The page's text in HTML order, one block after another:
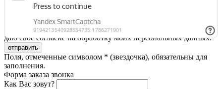
Я принимаю условияПолитики конфиденциальности
даю свое согласие на обработку моих персональных данных.
Поля, отмеченные символом * (звездочка), обязательны для
заполнения.
Форма заказа звонка
Как Вас зовут?